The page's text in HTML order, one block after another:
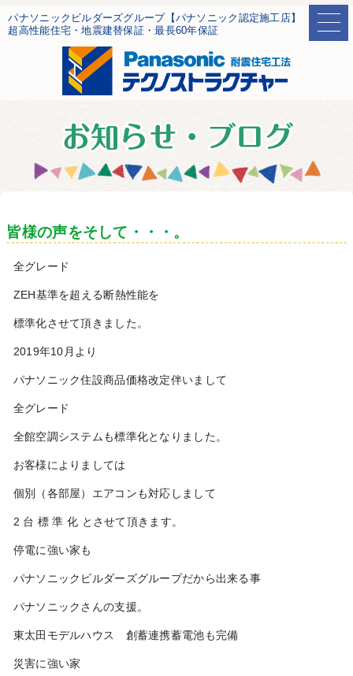
パナソニックビルダーズグループ【パナソニック認定施工店】
超高性能住宅・地震建替保証・最長60年保証
皆様の声をそして・・・。
全グレード
ZEH基準を超える断熱性能を
標準化させて頂きました。
2019年10月より
パナソニック住設商品価格改定伴いまして
全グレード
全館空調システムも標準化となりました。
お客様によりましては
個別（各部屋）エアコンも対応しまして
2 台 標 準 化 とさせて頂きます。
停電に強い家も
パナソニックビルダーズグループだから出来る事
パナソニックさんの支援。
東太田モデルハウス 創蓄連携蓄電池も完備
災害に強い家